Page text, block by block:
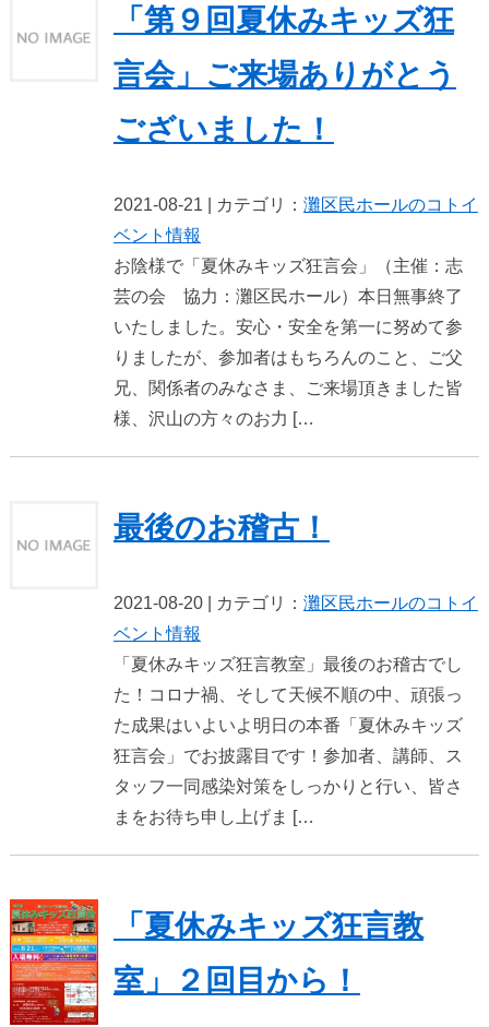
「第９回夏休みキッズ狂
言会」ご来場ありがとう
ございました！
2021-08-21 | カテゴリ： 灘区民ホールのコト イ
ベント情報
お陰様で「夏休みキッズ狂言会」（主催：志
芸の会 協力：灘区民ホール）本日無事終了
いたしました。安心・安全を第一に努めて参
りましたが、参加者はもちろんのこと、ご父
兄、関係者のみなさま、ご来場頂きました皆
様、沢山の方々のお力 […
最後のお稽古！
2021-08-20 | カテゴリ： 灘区民ホールのコト イ
ベント情報
「夏休みキッズ狂言教室」最後のお稽古でし
た！コロナ禍、そして天候不順の中、頑張っ
た成果はいよいよ明日の本番「夏休みキッズ
狂言会」でお披露目です！参加者、講師、ス
タッフ一同感染対策をしっかりと行い、皆さ
まをお待ち申し上げま […
「夏休みキッズ狂言教
室」２回目から！